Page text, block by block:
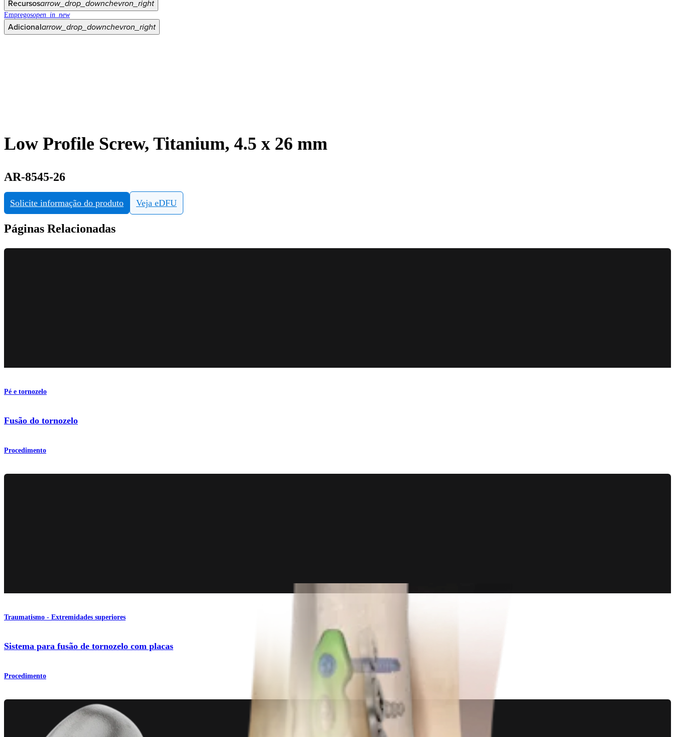
Recursosarrow_drop_downchevron_right
Empregosopen_in_new
Adicionalarrow_drop_downchevron_right
Low Profile Screw, Titanium, 4.5 x 26 mm
AR-8545-26
Solicite informação do produto Veja eDFU
Páginas Relacionadas
Pé e tornozelo
Fusão do tornozelo
Procedimento
Traumatismo - Extremidades superiores
Sistema para fusão de tornozelo com placas
Procedimento